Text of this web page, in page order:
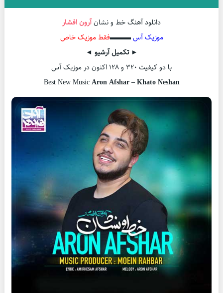
دانلود آهنگ خط و نشانآرون افشار
موزیک آس▬▬▬فقط موزیک خاص
► تکمیل آرشیو ◄
با دو کیفیت ۳۲۰ و ۱۲۸ اکنون در موزیک آس
Best New MusicAron Afshar – Khato Neshan